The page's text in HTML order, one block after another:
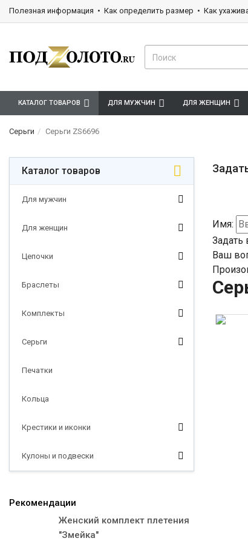
Полезная информация Как определить размер Как
КАТАЛОГ ТОВАРОВ ДЛЯ МУЖЧИН ДЛЯ ЖЕНЩИН
Серьги Серьги ZS6696
Каталог товаров
Для мужчин
Для женщин
Цепочки
Браслеты
Комплекты
Серьги
Печатки
Кольца
Крестики и иконки
Кулоны и подвески
Рекомендации
Женский комплект плетения
"Змейка"
Имя:
Задать
Ваш